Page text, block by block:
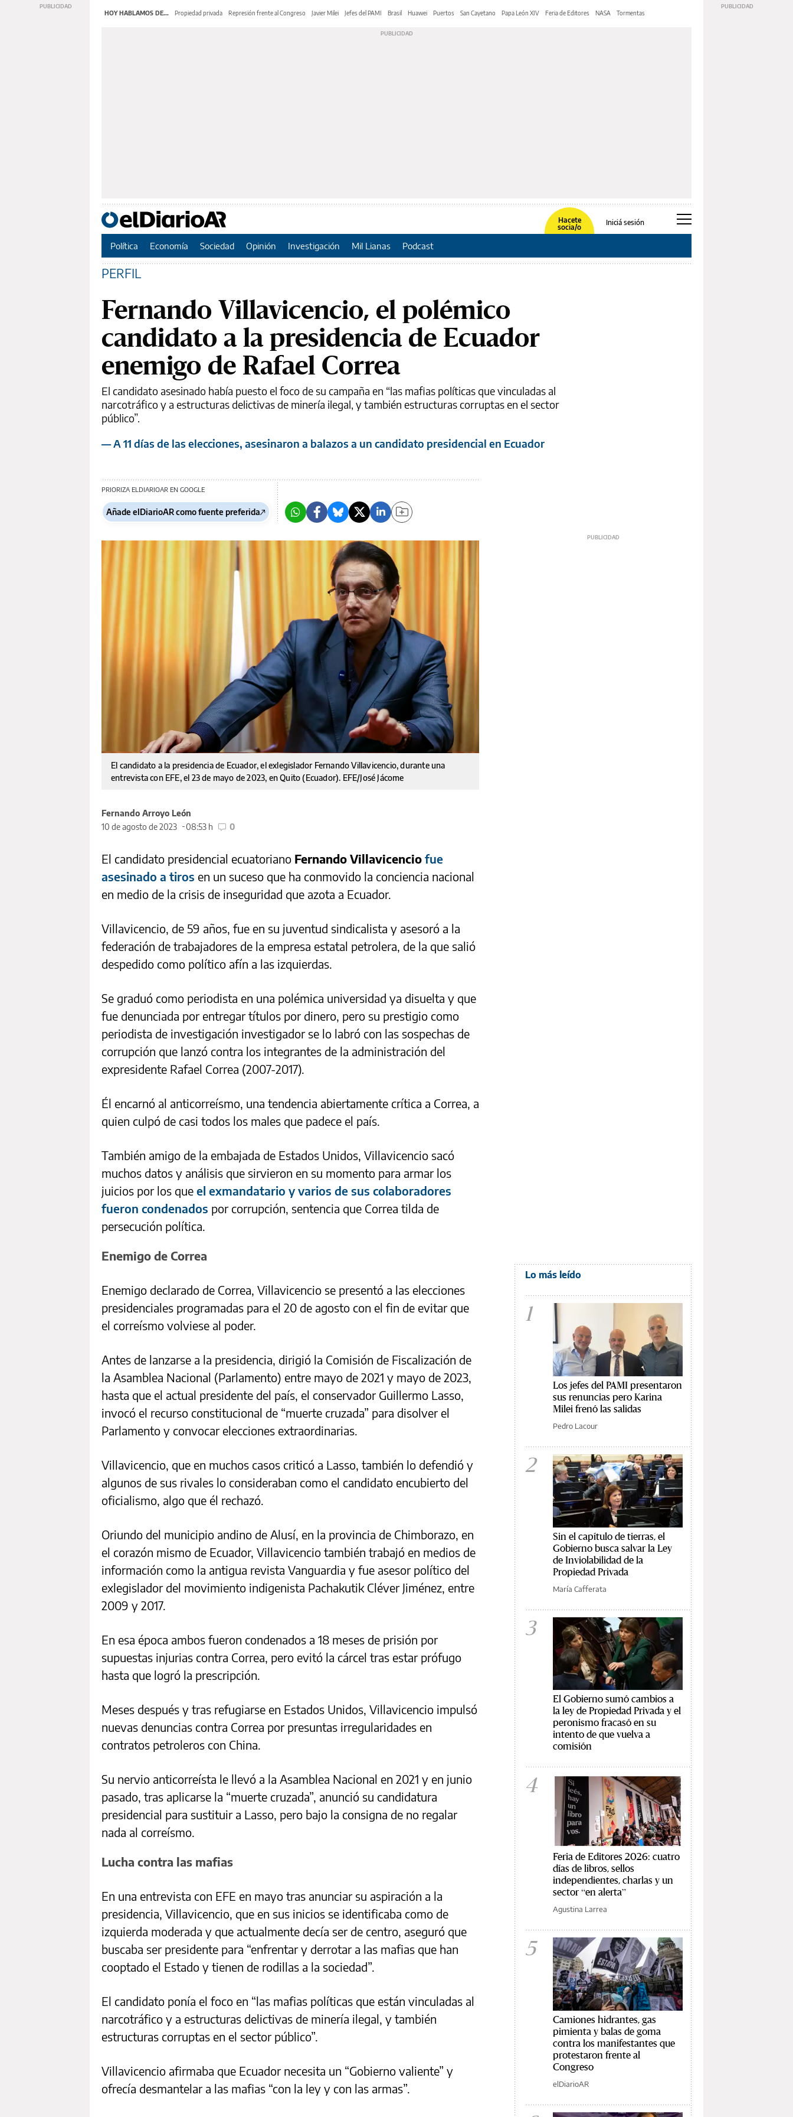
HOY HABLAMOS DE... Propiedad privada Represión frente al Congreso Javier Milei Jefes del PAMI Brasil Huawei Puertos San Cayetano Papa León XIV Feria de Editores NASA Tormentas
Hacete
socia/o
Iniciá sesión
Política Economía Sociedad Opinión Investigación Mil Lianas Podcast
PERFIL
Fernando Villavicencio, el polémico
candidato a la presidencia de Ecuador
enemigo de Rafael Correa
El candidato asesinado había puesto el foco de su campaña en “las mafias políticas que vinculadas al
narcotráfico y a estructuras delictivas de minería ilegal, y también estructuras corruptas en el sector
público”.
— A 11 días de las elecciones, asesinaron a balazos a un candidato presidencial en Ecuador
PRIORIZA ELDIARIOAR EN GOOGLE
Añade elDiarioAR como fuente preferida
El candidato a la presidencia de Ecuador, el exlegislador Fernando Villavicencio, durante una
entrevista con EFE, el 23 de mayo de 2023, en Quito (Ecuador). EFE/José Jácome
Fernando Arroyo León
10 de agosto de 2023
08:53 h 0
El candidato presidencial ecuatoriano Fernando Villavicencio fue
asesinado a tiros en un suceso que ha conmovido la conciencia nacional
en medio de la crisis de inseguridad que azota a Ecuador.
Villavicencio, de 59 años, fue en su juventud sindicalista y asesoró a la
federación de trabajadores de la empresa estatal petrolera, de la que salió
despedido como político afín a las izquierdas.
Se graduó como periodista en una polémica universidad ya disuelta y que
fue denunciada por entregar títulos por dinero, pero su prestigio como
periodista de investigación investigador se lo labró con las sospechas de
corrupción que lanzó contra los integrantes de la administración del
expresidente Rafael Correa (2007-2017).
Él encarnó al anticorreísmo, una tendencia abiertamente crítica a Correa, a
quien culpó de casi todos los males que padece el país.
También amigo de la embajada de Estados Unidos, Villavicencio sacó
muchos datos y análisis que sirvieron en su momento para armar los
juicios por los que el exmandatario y varios de sus colaboradores
fueron condenados por corrupción, sentencia que Correa tilda de
persecución política.
Enemigo de Correa
Enemigo declarado de Correa, Villavicencio se presentó a las elecciones
presidenciales programadas para el 20 de agosto con el fin de evitar que
el correísmo volviese al poder.
Antes de lanzarse a la presidencia, dirigió la Comisión de Fiscalización de
la Asamblea Nacional (Parlamento) entre mayo de 2021 y mayo de 2023,
hasta que el actual presidente del país, el conservador Guillermo Lasso,
invocó el recurso constitucional de “muerte cruzada” para disolver el
Parlamento y convocar elecciones extraordinarias.
Villavicencio, que en muchos casos criticó a Lasso, también lo defendió y
algunos de sus rivales lo consideraban como el candidato encubierto del
oficialismo, algo que él rechazó.
Oriundo del municipio andino de Alusí, en la provincia de Chimborazo, en
el corazón mismo de Ecuador, Villavicencio también trabajó en medios de
información como la antigua revista Vanguardia y fue asesor político del
exlegislador del movimiento indigenista Pachakutik Cléver Jiménez, entre
2009 y 2017.
En esa época ambos fueron condenados a 18 meses de prisión por
supuestas injurias contra Correa, pero evitó la cárcel tras estar prófugo
hasta que logró la prescripción.
Meses después y tras refugiarse en Estados Unidos, Villavicencio impulsó
nuevas denuncias contra Correa por presuntas irregularidades en
contratos petroleros con China.
Su nervio anticorreísta le llevó a la Asamblea Nacional en 2021 y en junio
pasado, tras aplicarse la “muerte cruzada”, anunció su candidatura
presidencial para sustituir a Lasso, pero bajo la consigna de no regalar
nada al correísmo.
Lucha contra las mafias
En una entrevista con EFE en mayo tras anunciar su aspiración a la
presidencia, Villavicencio, que en sus inicios se identificaba como de
izquierda moderada y que actualmente decía ser de centro, aseguró que
buscaba ser presidente para “enfrentar y derrotar a las mafias que han
cooptado el Estado y tienen de rodillas a la sociedad”.
El candidato ponía el foco en “las mafias políticas que están vinculadas al
narcotráfico y a estructuras delictivas de minería ilegal, y también
estructuras corruptas en el sector público”.
Villavicencio afirmaba que Ecuador necesita un “Gobierno valiente” y
ofrecía desmantelar a las mafias “con la ley y con las armas”.
Lo más leído
1
Los jefes del PAMI presentaron
sus renuncias pero Karina
Milei frenó las salidas
Pedro Lacour
2
Sin el capítulo de tierras, el
Gobierno busca salvar la Ley
de Inviolabilidad de la
Propiedad Privada
María Cafferata
3
El Gobierno sumó cambios a
la ley de Propiedad Privada y el
peronismo fracasó en su
intento de que vuelva a
comisión
4
Feria de Editores 2026: cuatro
días de libros, sellos
independientes, charlas y un
sector “en alerta”
Agustina Larrea
5
Camiones hidrantes, gas
pimienta y balas de goma
contra los manifestantes que
protestaron frente al
Congreso
elDiarioAR